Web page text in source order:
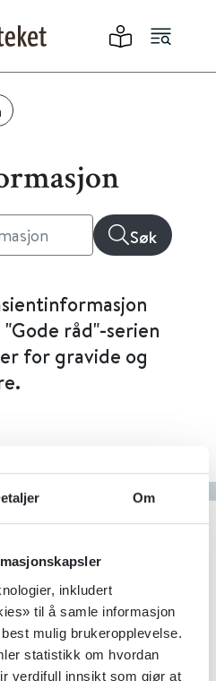
Om
inkludert
til å samle informasjon
mulig brukeropplevelse.
statistikk om hvordan
verdifull innsikt som gjør at
Søk
råd"-serien
for gravide og
Alfabetisk